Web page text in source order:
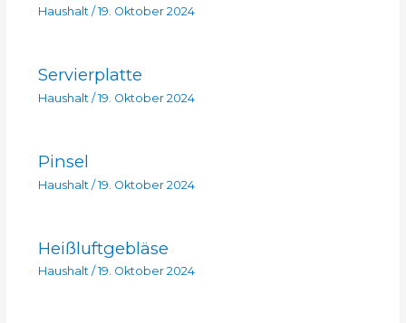
Haushalt / 19. Oktober 2024
Servierplatte
Haushalt / 19. Oktober 2024
Pinsel
Haushalt /19. Oktober 2024
Heißluftgebläse
Haushalt/ 19. Oktober 2024